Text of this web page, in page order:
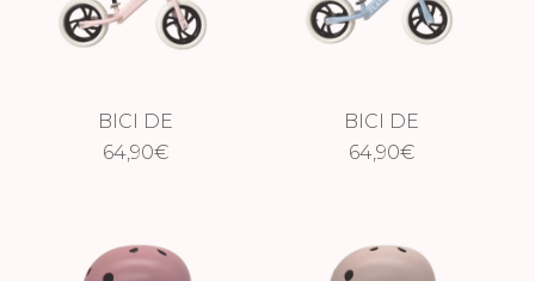
BICI DE
EQUILIBRIO
64,90€
BICI DE
EQUILIBRIO
64,90€